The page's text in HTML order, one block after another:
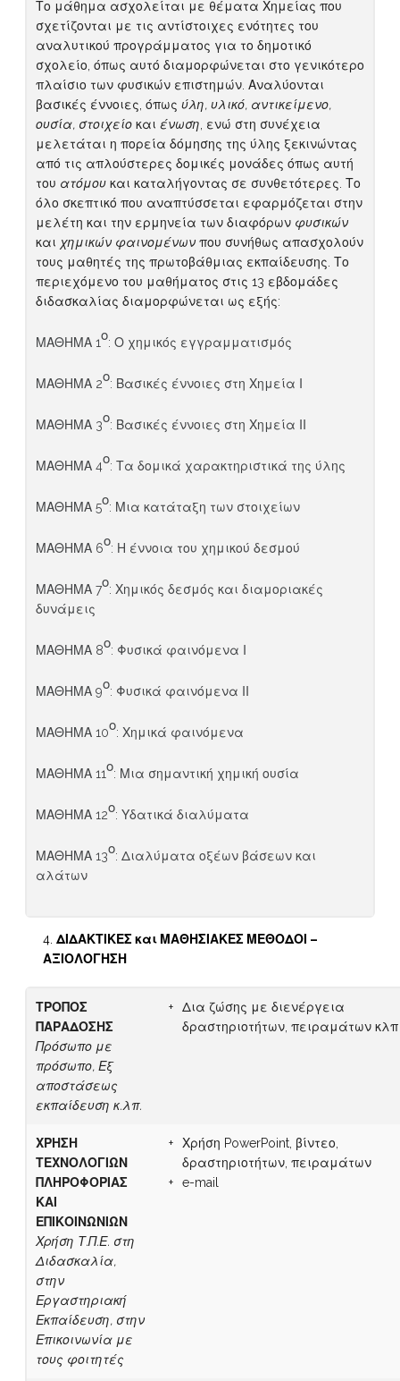
Το μάθημα ασχολείται με θέματα Χημείας που
σχετίζονται με τις αντίστοιχες ενότητες του
αναλυτικού προγράμματος για το δημοτικό
σχολείο, όπως αυτό διαμορφώνεται στο γενικότερο
πλαίσιο των φυσικών επιστημών. Αναλύονται
βασικές έννοιες, όπως ύλη, υλικό, αντικείμενο,
ουσία, στοιχείο και ένωση , ενώ στη συνέχεια
μελετάται η πορεία δόμησης της ύλης ξεκινώντας
από τις απλούστερες δομικές μονάδες όπως αυτή
του ατόμουκαι καταλήγοντας σε συνθετότερες. Το
όλο σκεπτικό που αναπτύσσεται εφαρμόζεται στην
μελέτη και την ερμηνεία των διαφόρων φυσικών
και χημικών φαινομένωνπου συνήθως απασχολούν
τους μαθητές της πρωτοβάθμιας εκπαίδευσης. Το
περιεχόμενο του μαθήματος στις 13 εβδομάδες
διδασκαλίας διαμορφώνεται ως εξής:
ΜΑΘΗΜΑ 1ο: Ο χημικός εγγραμματισμός
ΜΑΘΗΜΑ 2ο: Βασικές έννοιες στη Χημεία Ι
ΜΑΘΗΜΑ 3ο: Βασικές έννοιες στη Χημεία ΙΙ
ΜΑΘΗΜΑ 4ο: Τα δομικά χαρακτηριστικά της ύλης
ΜΑΘΗΜΑ 5ο: Μια κατάταξη των στοιχείων
ΜΑΘΗΜΑ 6ο: Η έννοια του χημικού δεσμού
ΜΑΘΗΜΑ 7ο: Χημικός δεσμός και διαμοριακές
δυνάμεις
ΜΑΘΗΜΑ 8ο: Φυσικά φαινόμενα Ι
ΜΑΘΗΜΑ 9ο: Φυσικά φαινόμενα ΙΙ
ΜΑΘΗΜΑ 10ο: Χημικά φαινόμενα
ΜΑΘΗΜΑ 11ο: Μια σημαντική χημική ουσία
ΜΑΘΗΜΑ 12ο: Υδατικά διαλύματα
ΜΑΘΗΜΑ 13ο: Διαλύματα οξέων βάσεων και
αλάτων
ΔΙΔΑΚΤΙΚΕΣ και ΜΑΘΗΣΙΑΚΕΣ ΜΕΘΟΔΟΙ –
ΑΞΙΟΛΟΓΗΣΗ
ΤΡΟΠΟΣ
ΠΑΡΑΔΟΣΗΣ
Πρόσωπο με
πρόσωπο, Εξ
αποστάσεως
εκπαίδευση κ.λπ.
Δια ζώσης με διενέργεια
δραστηριοτήτων, πειραμάτων κλπ
ΧΡΗΣΗ
ΤΕΧΝΟΛΟΓΙΩΝ
ΠΛΗΡΟΦΟΡΙΑΣ
ΚΑΙ
ΕΠΙΚΟΙΝΩΝΙΩΝ
Χρήση Τ.Π.Ε. στη
Διδασκαλία,
στην
Εργαστηριακή
Εκπαίδευση, στην
Επικοινωνία με
τους φοιτητές
Χρήση PowerPoint, βίντεο,
δραστηριοτήτων, πειραμάτων
e-mail